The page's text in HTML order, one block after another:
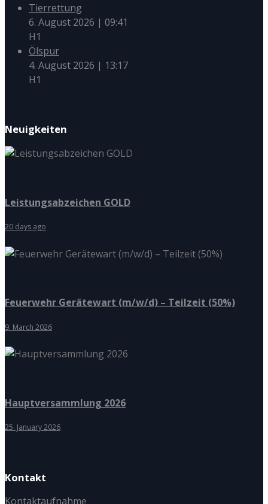
Tierrettung
6. August 2026 | 09:41
H1
Ölspur
4. August 2026 | 13:17
H1
Neuigkeiten
Leistungsabzeichen GOLD
20 days ago
Feuerwehr Gerätewart (m/w/d) – Teilzeit (50%)
9. March 2026
Hauptversammlung 2026
25. January 2026
Kontakt
Kontaktaufnahme